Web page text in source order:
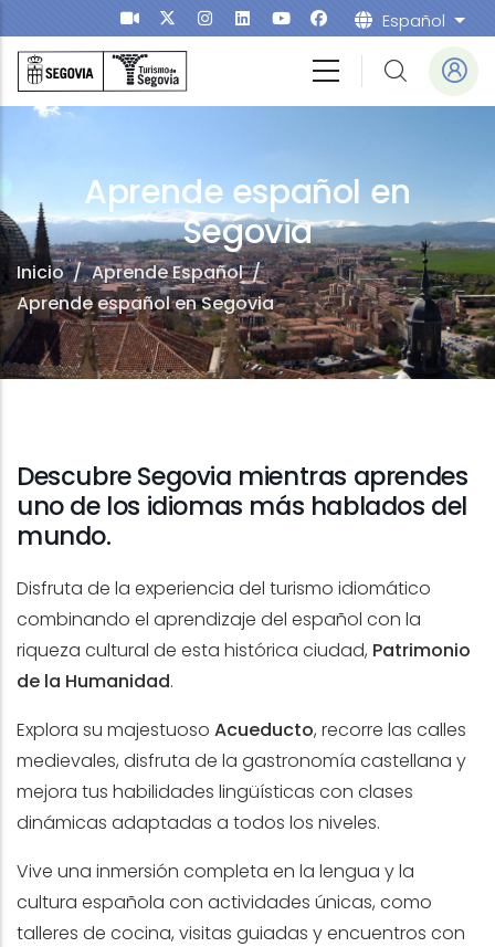
Pasar al contenido principal Español
Español
Aprende español en
Segovia
Inicio/ Aprende Español/
Aprende español en Segovia
Descubre Segovia mientras aprendes
uno de los idiomas más hablados del
mundo.
Disfruta de la experiencia del turismo idiomático
combinando el aprendizaje del español con la
riqueza cultural de esta histórica ciudad, Patrimonio
de la Humanidad.
Explora su majestuoso Acueducto, recorre las calles
medievales, disfruta de la gastronomía castellana y
mejora tus habilidades lingüísticas con clases
dinámicas adaptadas a todos los niveles.
Vive una inmersión completa en la lengua y la
cultura española con actividades únicas, como
talleres de cocina, visitas guiadas y encuentros con